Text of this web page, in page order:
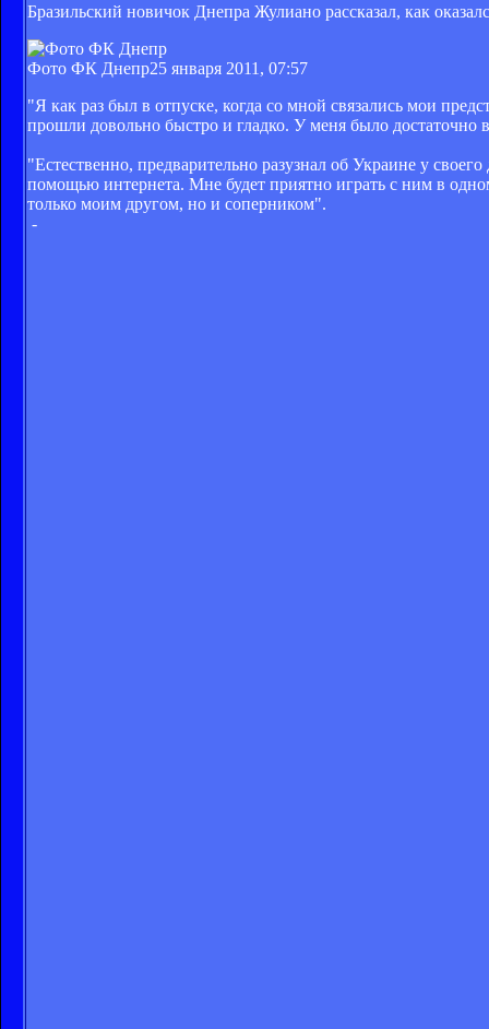
Бразильский новичок Днепра Жулиано рассказал, как
Фото ФК Днепр25 января 2011, 07:57
"Я как раз был в отпуске, когда со мной связались мои
прошли довольно быстро и гладко. У меня было достаточно
"Естественно, предварительно разузнал об Украине у
помощью интернета. Мне будет приятно играть с ним в
только моим другом, но и соперником".
-